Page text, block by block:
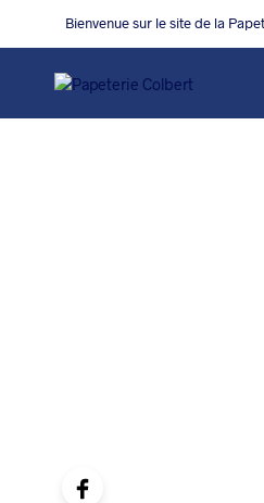
Bienvenue sur le site de la